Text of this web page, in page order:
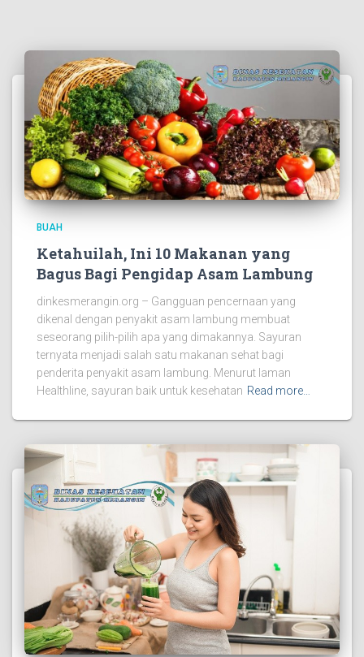
BUAH
Ketahuilah, Ini 10 Makanan yang
Bagus Bagi Pengidap Asam Lambung
dinkesmerangin.org – Gangguan pencernaan yang
dikenal dengan penyakit asam lambung membuat
seseorang pilih-pilih apa yang dimakannya. Sayuran
ternyata menjadi salah satu makanan sehat bagi
penderita penyakit asam lambung. Menurut laman
Healthline, sayuran baik untuk kesehatan Read more…